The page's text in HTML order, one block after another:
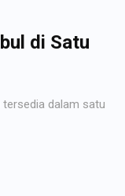
di Satu
dalam satu